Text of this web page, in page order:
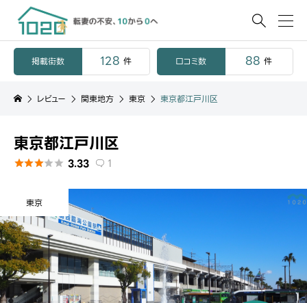

掲載街数 128 件 口コミ数 88 件
レビュー 関東地方 東京 東京都江戸川区
東京都江戸川区
 3.33  1
東京